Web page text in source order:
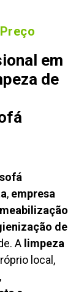
em
de
, empresa
de
A limpeza
local,